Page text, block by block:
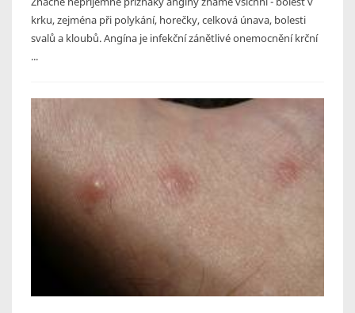
krku, zejména při polykání, horečky, celková únava, bolesti
svalů a kloubů. Angína je infekční zánětlivé onemocnění krční
...